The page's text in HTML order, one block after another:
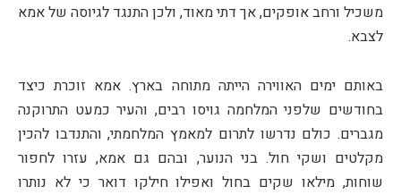
משכיל ורחב אופקים, אך דתי מאוד, ולכן התנגד לגיוסה של אמא
לצבא.
באותם ימים האווירה הייתה מתוחה בארץ. אמא זוכרת כיצד
בחודשים שלפני המלחמה גויסו רבים, והעיר כמעט התרוקנה
מגברים. כולם נדרשו לתרום למאמץ המלחמתי, והתנדבו להכין
מקלטים ושקי חול. בני הנוער, ובהם גם אמא, עזרו לחפור
שוחות, מילאו שקים בחול ואפילו חילקו דואר כי לא נותרו